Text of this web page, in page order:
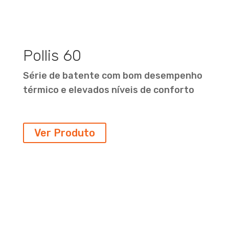
Pollis 60
Série de batente com bom desempenho
térmico e elevados níveis de conforto
Ver Produto